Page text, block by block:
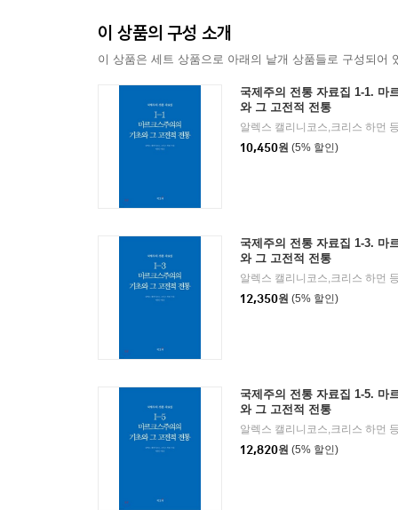
이 상품의 구성 소개
이 상품은 세트 상품으로 아래의 낱개 상품들로 구성되어
국제주의 전통 자료집 1-1. 마
와 그 고전적 전통
알렉스 캘리니코스,크리스 하먼
10,450원 (5% 할인)
국제주의 전통 자료집 1-3. 마
와 그 고전적 전통
알렉스 캘리니코스,크리스 하먼
12,350원 (5% 할인)
국제주의 전통 자료집 1-5. 마
와 그 고전적 전통
알렉스 캘리니코스,크리스 하먼
12,820원 (5% 할인)